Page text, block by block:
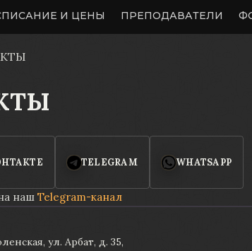
И ЦЕНЫ ПРЕПОДАВАТЕЛИ
TELEGRAM WHATSAPP
наш Telegram-канал
ул. Арбат, д. 35,